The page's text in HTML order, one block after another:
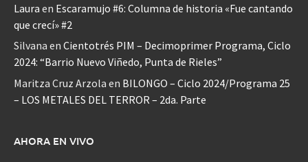
Laura en Escaramujo #6: Columna de historia «Fue cantando
que crecí» #2
Silvana en Cientotrés PIM – Decimoprimer Programa, Ciclo
2024: “Barrio Nuevo Viñedo, Punta de Rieles”
Maritza Cruz Arzola en BILONGO – Ciclo 2024/Programa 25
– LOS METALES DEL TERROR – 2da. Parte
AHORA EN VIVO